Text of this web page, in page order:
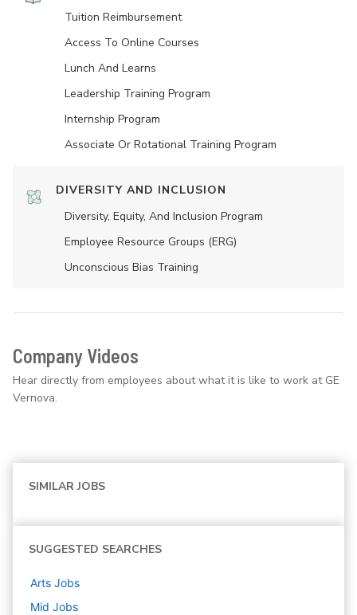
Tuition Reimbursement
Access To Online Courses
Lunch And Learns
Leadership Training Program
Internship Program
Associate Or Rotational Training Program
DIVERSITY AND INCLUSION
Diversity, Equity, And Inclusion Program
Employee Resource Groups (ERG)
Unconscious Bias Training
Company Videos
Hear directly from employees about what it is like to work at GE
Vernova.
SIMILAR JOBS
SUGGESTED SEARCHES
Arts Jobs
Mid Jobs